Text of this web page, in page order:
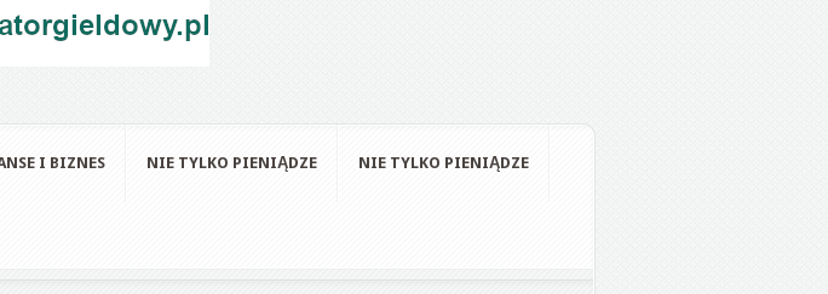
I BIZNES NIE TYLKO PIENIĄDZE NIE TYLKO PIENIĄDZE